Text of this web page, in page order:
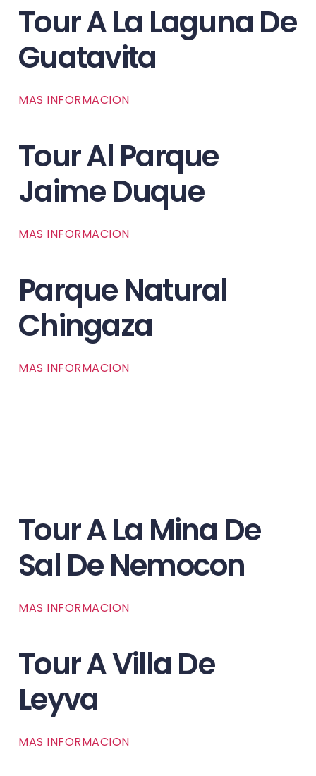
Tour A La Laguna De
Guatavita
MAS INFORMACION
Tour Al Parque
Jaime Duque
MAS INFORMACION
Parque Natural
Chingaza
MAS INFORMACION
Tour A La Mina De
Sal De Nemocon
MAS INFORMACION
Tour A Villa De
Leyva
MAS INFORMACION